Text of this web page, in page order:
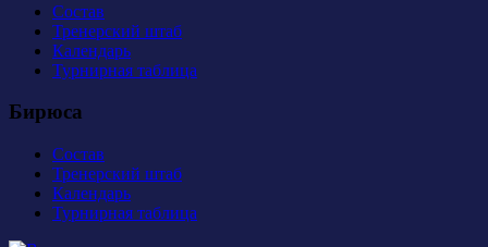
Состав
Тренерский штаб
Календарь
Турнирная таблица
Бирюса
Состав
Тренерский штаб
Календарь
Турнирная таблица